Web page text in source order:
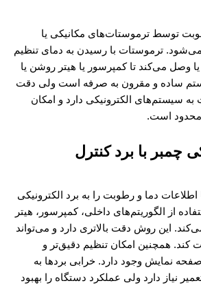
توسط ترموستات‌های مکانیکی یا
ترموستات با رسیدن به دمای تنظیم
وصل می‌کند تا کمپرسور یا هیتر روشن یا
ساده و مقرون به صرفه است ولی دقت
به سیستم‌های الکترونیکی دارد و امکان
محدود است.
چمبر با برد کنترل
دما و رطوبت را به برد الکترونیکی
از الگوریتم‌های داخلی، کمپرسور، هیتر
این روش دقت بالاتری دارد و می‌تواند
کند. همچنین امکان تنظیم دقیق‌تر و
نمایش وجود دارد. خرابی بردها به
نیاز دارد ولی عملکرد دستگاه را بهبود